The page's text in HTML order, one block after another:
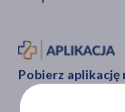
Pobierz aplikację